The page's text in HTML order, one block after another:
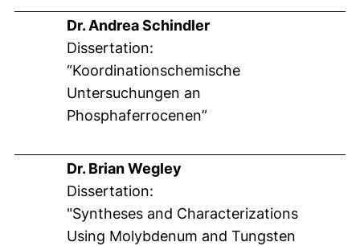
Dr. Andrea Schindler
Dissertation:
“Koordinationschemische
Untersuchungen an
Phosphaferrocenen”
Dr. Brian Wegley
Dissertation:
"Syntheses and Characterizations
Using Molybdenum and Tungsten